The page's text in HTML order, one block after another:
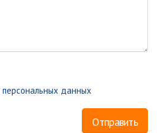
персональных данных